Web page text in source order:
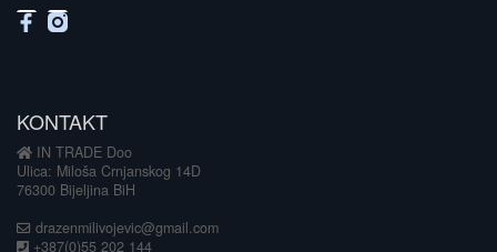
KONTAKT
IN TRADE Doo
Ulica: Miloša Crnjanskog 14D
76300 Bijeljina BiH
drazenmilivojevic@gmail.com
+387(0)55 202 144